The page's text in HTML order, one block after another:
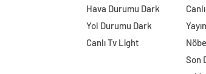
Hava Durumu Dark
Yol Durumu Dark
Canlı Tv Light
Son